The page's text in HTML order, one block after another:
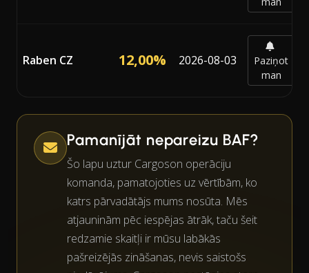
Raben CZ 12,00% 2026-08-03
Paziņot
man
Pamanījāt nepareizu BAF?
Šo lapu uztur Cargoson operāciju
komanda, pamatojoties uz vērtībām, ko
katrs pārvadātājs mums nosūta. Mēs
atjauninām pēc iespējas ātrāk, taču šeit
redzamie skaitļi ir mūsu labākās
pašreizējās zināšanas, nevis saistošs